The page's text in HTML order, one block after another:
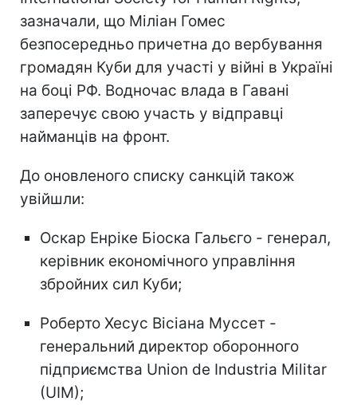
зазначали, що Міліан Гомес
безпосередньо причетна до вербування
громадян Куби для участі у війні в Україні
на боці РФ. Водночас влада в Гавані
заперечує свою участь у відправці
найманців на фронт.
До оновленого списку санкцій також
увійшли:
Оскар Енріке Біоска Гальєго - генерал,
керівник економічного управління
збройних сил Куби;
Роберто Хесус Вісіана Муссет -
генеральний директор оборонного
підприємства Union de Industria Militar
(UIM);